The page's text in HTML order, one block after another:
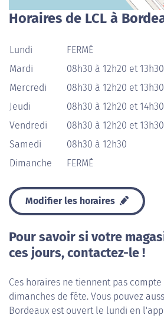
Horaires de LCL à
Lundi
FERMÉ
Mardi
08h30 à 12h20 et
Mercredi
08h30 à 12h20 et
Jeudi
08h30 à 12h20 et
Vendredi
08h30 à 12h20 et
Samedi
08h30 à 12h30
Dimanche
FERMÉ
Modifier les horaires
Pour savoir si votre
ces jours, contactez-le !
Ces horaires ne tiennent pas
dimanches de fête. Vous pouvez
Bordeaux est ouvert le lundi en